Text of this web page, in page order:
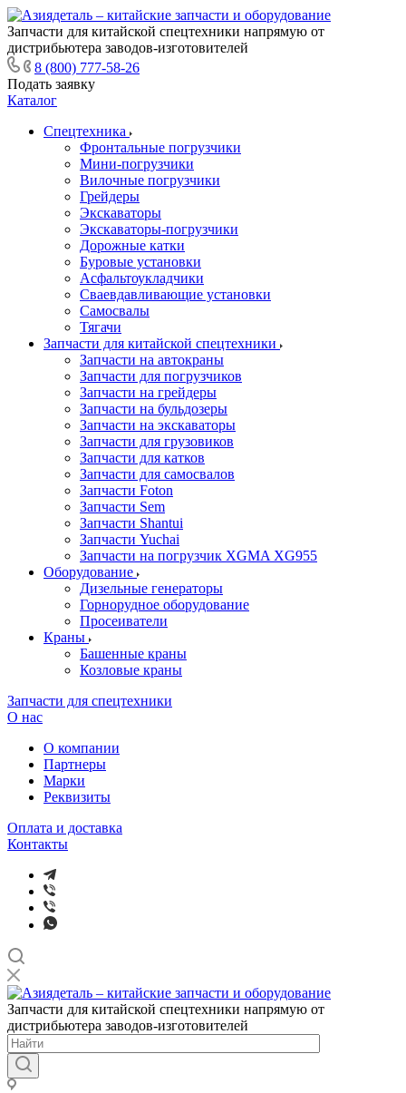
Запчасти для китайской спецтехники напрямую от
дистрибьютера заводов-изготовителей
8 (800) 777-58-26
Подать заявку
Каталог
Спецтехника
Фронтальные погрузчики
Мини-погрузчики
Вилочные погрузчики
Грейдеры
Экскаваторы
Экскаваторы-погрузчики
Дорожные катки
Буровые установки
Асфальтоукладчики
Сваевдавливающие установки
Самосвалы
Тягачи
Запчасти для китайской спецтехники
Запчасти на автокраны
Запчасти для погрузчиков
Запчасти на грейдеры
Запчасти на бульдозеры
Запчасти на экскаваторы
Запчасти для грузовиков
Запчасти для катков
Запчасти для самосвалов
Запчасти Foton
Запчасти Sem
Запчасти Shantui
Запчасти Yuchai
Запчасти на погрузчик XGMA XG955
Оборудование
Дизельные генераторы
Горнорудное оборудование
Просеиватели
Краны
Башенные краны
Козловые краны
Запчасти для спецтехники
О нас
О компании
Партнеры
Марки
Реквизиты
Оплата и доставка
Контакты
Запчасти для китайской спецтехники напрямую от
дистрибьютера заводов-изготовителей